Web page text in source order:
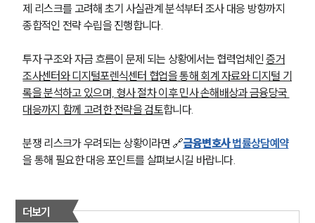
제 리스크를 고려해 초기 사실관계 분석부터 조사 대응 방향까지
종합적인 전략 수립을 진행합니다.
투자 구조와 자금 흐름이 문제 되는 상황에서는 협력업체인 증거
조사센터와 디지털포렌식센터 협업을 통해 회계 자료와 디지털 기
록을 분석하고 있으며, 형사 절차 이후 민사 손해배상과 금융당국
대응까지 함께 고려한 전략을 검토합니다.
분쟁 리스크가 우려되는 상황이라면 🔗금융변호사 법률상담예약
을 통해 필요한 대응 포인트를 살펴보시길 바랍니다.
더보기